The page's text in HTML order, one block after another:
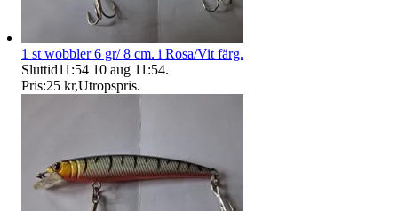
1 st wobbler 6 gr/ 8 cm. i Rosa/Vit färg.
Sluttid11:54 10 aug 11:54.
Pris:25 kr,Utropspris.